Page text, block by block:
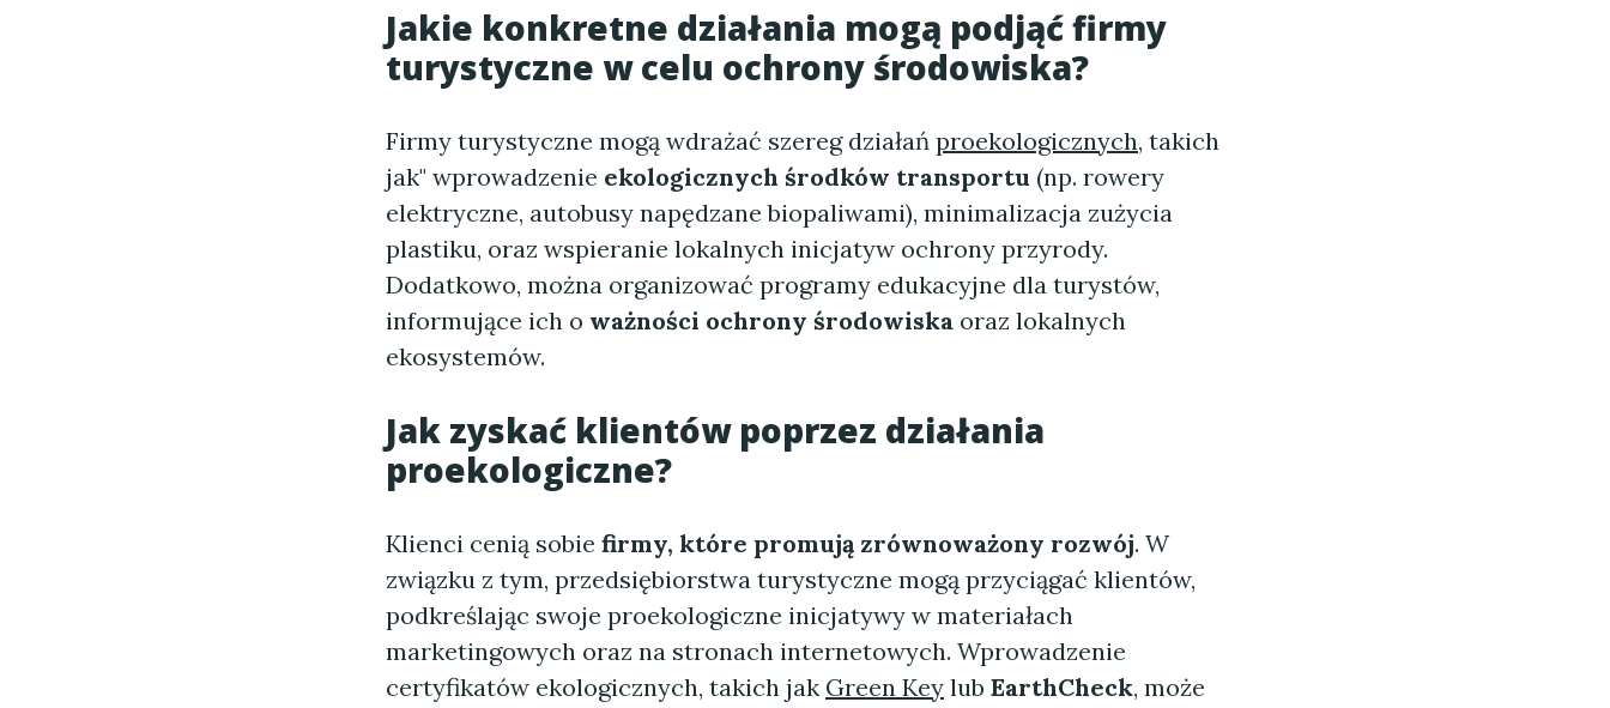
Jakie konkretne działania mogą podjąć firmy
turystyczne w celu ochrony środowiska?
Firmy turystyczne mogą wdrażać szereg działań proekologicznych, takich
jak" wprowadzenie ekologicznych środków transportu (np. rowery
elektryczne, autobusy napędzane biopaliwami), minimalizacja zużycia
plastiku, oraz wspieranie lokalnych inicjatyw ochrony przyrody.
Dodatkowo, można organizować programy edukacyjne dla turystów,
informujące ich o ważności ochrony środowiska oraz lokalnych
ekosystemów.
Jak zyskać klientów poprzez działania
proekologiczne?
Klienci cenią sobie firmy, które promują zrównoważony rozwój. W
związku z tym, przedsiębiorstwa turystyczne mogą przyciągać klientów,
podkreślając swoje proekologiczne inicjatywy w materiałach
marketingowych oraz na stronach internetowych. Wprowadzenie
certyfikatów ekologicznych, takich jak Green Key lub EarthCheck, może